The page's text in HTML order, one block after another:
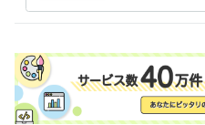
の撤去方法 バカでも稼げる 「イ
インで人生逆転！誰でもできる超
資格・検定
ITパスポート 取得年 : 2019年
防火管理者 取得年 : 2022年